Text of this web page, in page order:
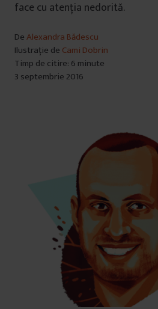
face cu atenția nedorită.
DeAlexandra Bădescu
Ilustrație de Cami Dobrin
Timp de citire: 6 minute
3 septembrie 2016